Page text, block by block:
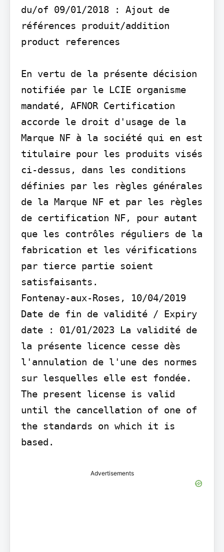
du/of 09/01/2018 : Ajout de
références produit/addition
product references
En vertu de la présente décision
notifiée par le LCIE organisme
mandaté, AFNOR Certification
accorde le droit d'usage de la
Marque NF à la société qui en est
titulaire pour les produits visés
ci-dessus, dans les conditions
définies par les règles générales
de la Marque NF et par les règles
de certification NF, pour autant
que les contrôles réguliers de la
fabrication et les vérifications
par tierce partie soient
satisfaisants.
Fontenay-aux-Roses, 10/04/2019
Date de fin de validité / Expiry
date : 01/01/2023 La validité de
la présente licence cesse dès
l'annulation de l'une des normes
sur lesquelles elle est fondée.
The present license is valid
until the cancellation of one of
the standards on which it is
based.
Advertisements